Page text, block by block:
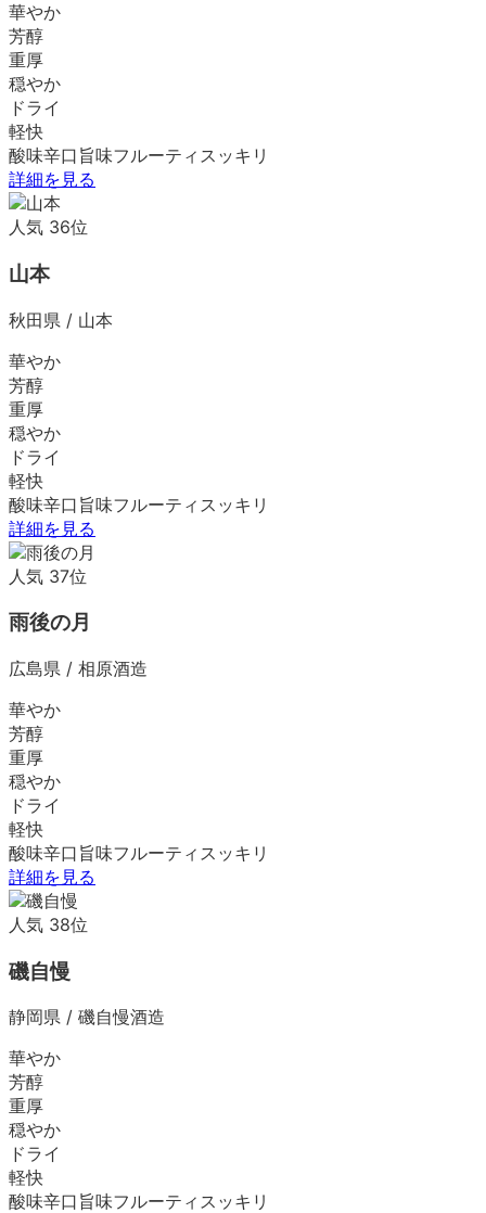
華やか
芳醇
重厚
穏やか
ドライ
軽快
酸味辛口 旨味フルーティ スッキリ
詳細を見る
人気 36位
山本
秋田県 / 山本
華やか
芳醇
重厚
穏やか
ドライ
軽快
酸味辛口 旨味フルーティ スッキリ
詳細を見る
人気 37位
雨後の月
広島県 / 相原酒造
華やか
芳醇
重厚
穏やか
ドライ
軽快
酸味辛口 旨味フルーティ スッキリ
詳細を見る
人気 38位
磯自慢
静岡県 / 磯自慢酒造
華やか
芳醇
重厚
穏やか
ドライ
軽快
酸味辛口 旨味フルーティ スッキリ